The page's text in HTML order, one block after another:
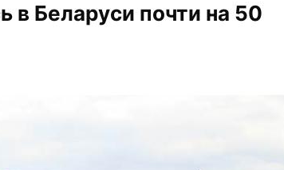
в Беларуси почти на 50